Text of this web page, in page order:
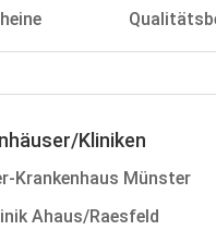
Kliniken
Krankenhaus Münster
Ahaus/Raesfeld